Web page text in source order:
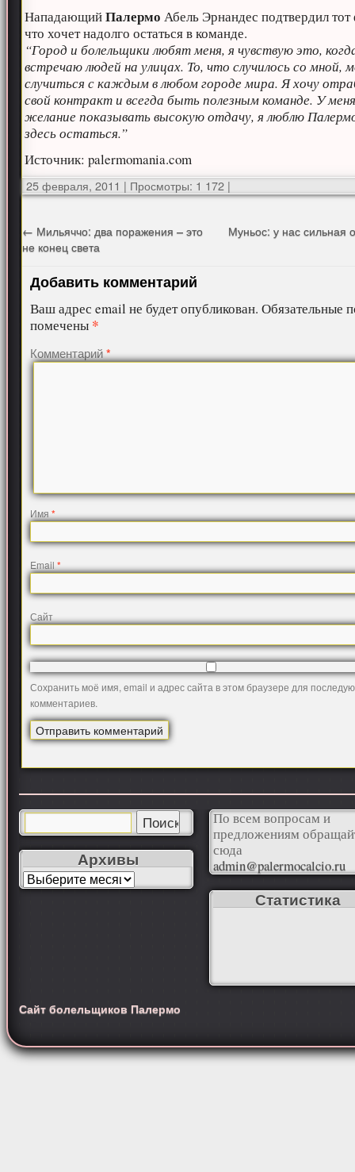
НападающийПалермо Абель Эрнандес подтвердил тот
что хочет надолго остаться в команде.
“Город и болельщики любят меня, я чувствую это,
встречаю людей на улицах. То, что случилось со мной,
случиться с каждым в любом городе мира. Я хочу
свой контракт и всегда быть полезным команде. У
желание показывать высокую отдачу, я люблю
здесь остаться.”
Источник: palermomania.com
25 февраля, 2011 | Просмотры: 1 172 |
← Мильяччо: два поражения – это
не конец света
Муньос: у нас сильная
Добавить комментарий
Ваш адрес email не будет опубликован. Обязательные
помечены *
Комментарий*
Имя*
Email*
Сайт
Сохранить моё имя, email и адрес сайта в этом браузере для
комментариев.
Архивы
По всем вопросам и
предложениям
сюда
admin@palermocalcio.ru
Статистика
Сайт болельщиков Палермо